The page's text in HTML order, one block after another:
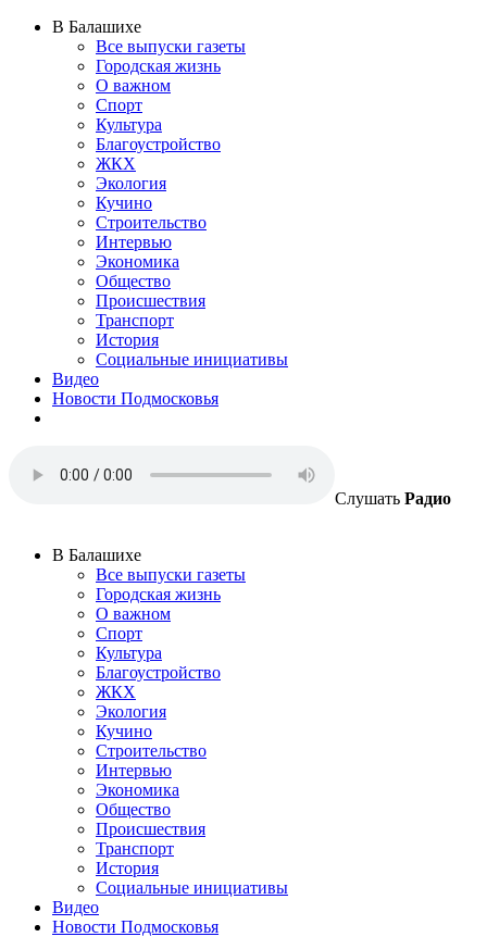
В Балашихе
Все выпуски газеты
Городская жизнь
О важном
Спорт
Культура
Благоустройство
ЖКХ
Экология
Кучино
Строительство
Интервью
Экономика
Общество
Происшествия
Транспорт
История
Социальные инициативы
Видео
Новости Подмосковья
Слушать Радио
В Балашихе
Все выпуски газеты
Городская жизнь
О важном
Спорт
Культура
Благоустройство
ЖКХ
Экология
Кучино
Строительство
Интервью
Экономика
Общество
Происшествия
Транспорт
История
Социальные инициативы
Видео
Новости Подмосковья